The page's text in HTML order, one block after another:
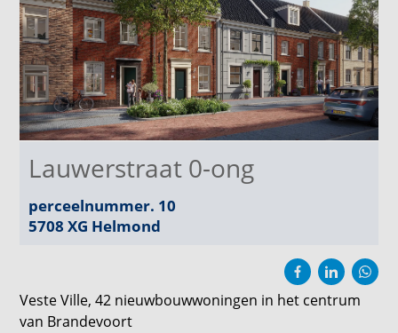
Lauwerstraat 0-ong
perceelnummer. 10
5708 XG Helmond
Veste Ville, 42 nieuwbouwwoningen in het centrum
van Brandevoort